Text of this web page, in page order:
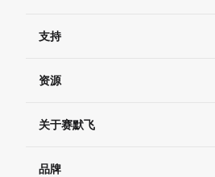
订单支持
现货供应中心
支持
联系我们 - 400 820 8982
查找文件&证书
资源
促销
社交媒体
关于赛默飞
品牌